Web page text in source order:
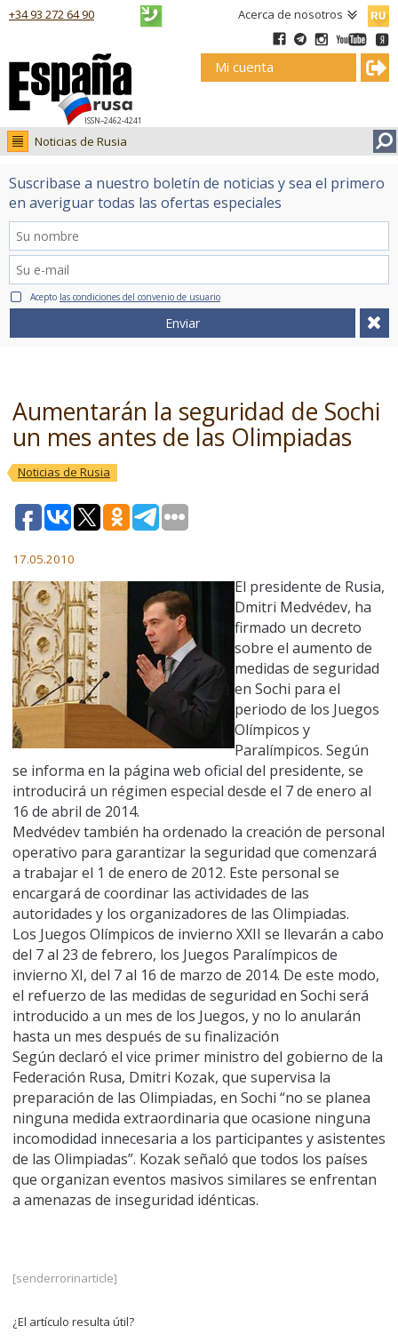
Acerca de nosotros
ISSN–2462-4241
+34 93 272 64 90
Mi cuenta
Noticias de Rusia
Noticias de Rusia
Fotos
Suscribase a nuestro boletín de noticias y sea el primero
en averiguar todas las ofertas especiales
Acepto las condiciones del convenio de usuario
Enviar
Aumentarán la seguridad de Sochi
un mes antes de las Olimpiadas
Noticias de Rusia
17.05.2010
El presidente de Rusia,
Dmitri Medvédev, ha
firmado un decreto
sobre el aumento de
medidas de seguridad
en Sochi para el
periodo de los Juegos
Olímpicos y
Paralímpicos. Según
se informa en la página web oficial del presidente, se
introducirá un régimen especial desde el 7 de enero al
16 de abril de 2014.
Medvédev también ha ordenado la creación de personal
operativo para garantizar la seguridad que comenzará
a trabajar el 1 de enero de 2012. Este personal se
encargará de coordinar las actividades de las
autoridades y los organizadores de las Olimpiadas.
Los Juegos Olímpicos de invierno XXII se llevarán a cabo
del 7 al 23 de febrero, los Juegos Paralímpicos de
invierno XI, del 7 al 16 de marzo de 2014. De este modo,
el refuerzo de las medidas de seguridad en Sochi será
introducido a un mes de los Juegos, y no lo anularán
hasta un mes después de su finalización
Según declaró el vice primer ministro del gobierno de la
Federación Rusa, Dmitri Kozak, que supervisa la
preparación de las Olimpiadas, en Sochi “no se planea
ninguna medida extraordinaria que ocasione ninguna
incomodidad innecesaria a los participantes y asistentes
de las Olimpiadas”. Kozak señaló que todos los países
que organizan eventos masivos similares se enfrentan
a amenazas de inseguridad idénticas.
[senderrorinarticle]
¿El artículo resulta útil?